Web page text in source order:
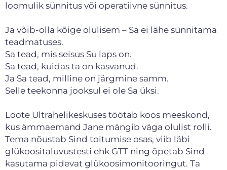
loomulik sünnitus või operatiivne sünnitus.
Ja võib-olla kõige olulisem – Sa ei lähe sünnitama
teadmatuses.
Sa tead, mis seisus Su laps on.
Sa tead, kuidas ta on kasvanud.
Ja Sa tead, milline on järgmine samm.
Selle teekonna jooksul ei ole Sa üksi.
Loote Ultrahelikeskuses töötab koos meeskond,
kus ämmaemand Jane mängib väga olulist rolli.
Tema nõustab Sind toitumise osas, viib läbi
glükoositaluvustesti ehk GTT ning õpetab Sind
kasutama pidevat glükoosimonitooringut. Ta